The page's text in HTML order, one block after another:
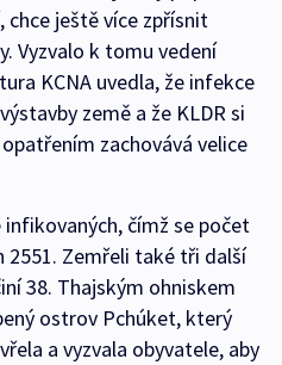
chce ještě více zpřísnit
Vyzvalo k tomu vedení
KCNA uvedla, že infekce
země a že KLDR si
zachovává velice
čímž se počet
2551. Zemřeli také tři další
38. Thajským ohniskem
ostrov Pchúket, který
a vyzvala obyvatele, aby